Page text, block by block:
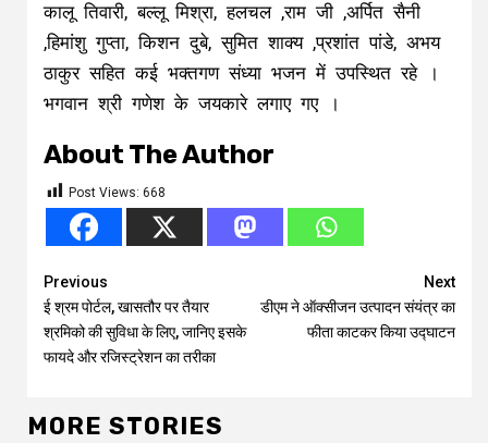
कालू तिवारी, बल्लू मिश्रा, हलचल ,राम जी ,अर्पित सैनी
,हिमांशु गुप्ता, किशन दुबे, सुमित शाक्य ,प्रशांत पांडे, अभय
ठाकुर सहित कई भक्तगण संध्या भजन में उपस्थित रहे ।
भगवान श्री गणेश के जयकारे लगाए गए ।
About The Author
Post Views: 668
Continue
Reading
Previous
ई श्रम पोर्टल, खासतौर पर तैयार
श्रमिको की सुविधा के लिए, जानिए इसके
फायदे और रजिस्ट्रेशन का तरीका
Next
डीएम ने ऑक्सीजन उत्पादन संयंत्र का
फीता काटकर किया उद्घाटन
MORE STORIES